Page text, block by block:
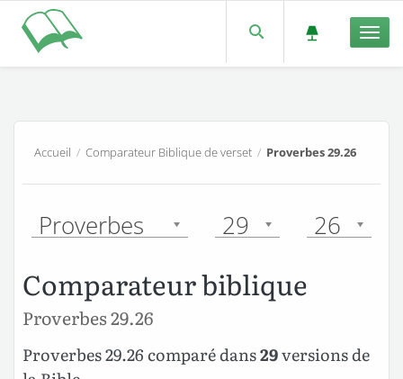
Accueil /Comparateur Biblique de verset / Proverbes 29.26
Proverbes 29 26
Comparateur biblique
Proverbes 29.26
Proverbes 29.26 comparé dans29versions de